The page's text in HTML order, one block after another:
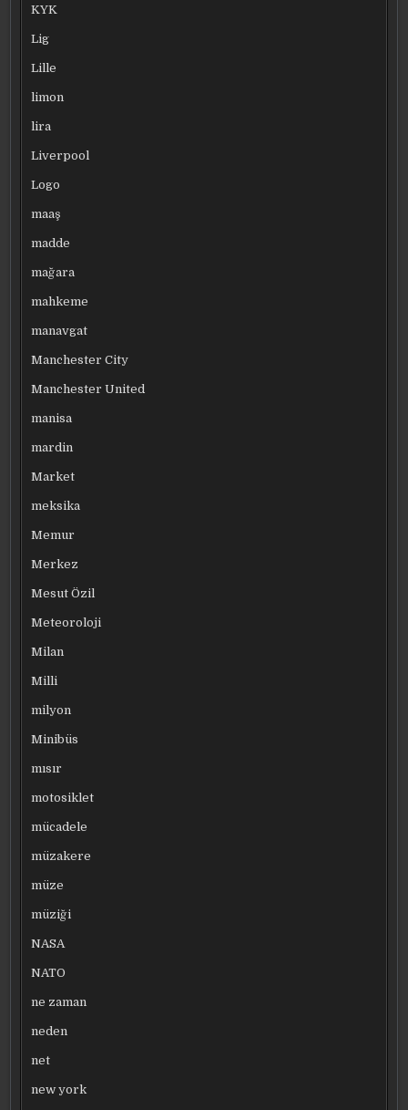
KYK
Lig
Lille
limon
lira
Liverpool
Logo
maaş
madde
mağara
mahkeme
manavgat
Manchester City
Manchester United
manisa
mardin
Market
meksika
Memur
Merkez
Mesut Özil
Meteoroloji
Milan
Milli
milyon
Minibüs
mısır
motosiklet
mücadele
müzakere
müze
müziği
NASA
NATO
ne zaman
neden
net
new york